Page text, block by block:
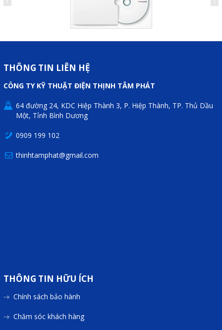
THÔNG TIN LIÊN HỆ
CÔNG TY KỸ THUẬT ĐIỆN THỊNH TÂM PHÁT
64 đường 24, KDC Hiệp Thành 3, P. Hiệp Thành, TP. Thủ Dầu
Một, Tỉnh Bình Dương
0909 199 102
thinhtamphat@gmail.com
THÔNG TIN HỮU ÍCH
Chính sách bảo hành
Chăm sóc khách hàng